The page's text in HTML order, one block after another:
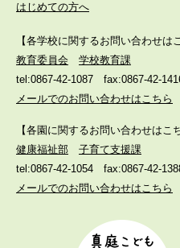
はじめての方へ
【各学校に関するお問い合わせは
教育委員会
学校教育課
tel:0867-42-1087
fax:0867-42-
メールでのお問い合わせはこちら
【各園に関するお問い合わせはこ
健康福祉部
子育て支援課
tel:0867-42-1054
fax:0867-42-
メールでのお問い合わせはこちら